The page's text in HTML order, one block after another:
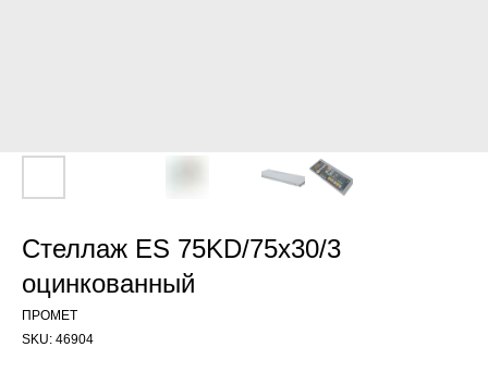
Стеллаж ES 75KD/75x30/3
оцинкованный
ПРОМЕТ
SKU: 46904